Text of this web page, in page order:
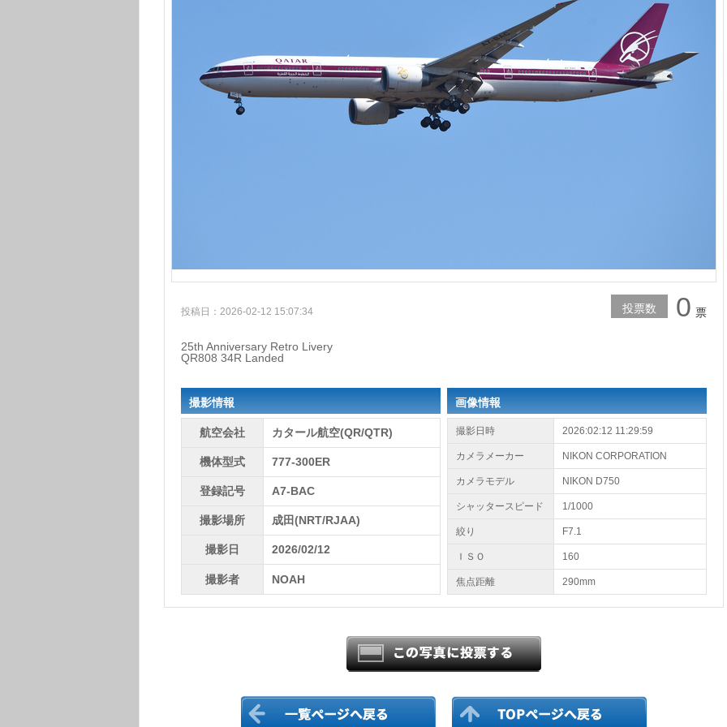
投稿日：2026-02-12 15:07:34 投票数 0 票
25th Anniversary Retro Livery
QR808 34R Landed
撮影情報
航空会社 カタール航空(QR/QTR)
機体型式 777-300ER
登録記号 A7-BAC
撮影場所 成田(NRT/RJAA)
撮影日 2026/02/12
撮影者 NOAH
画像情報
撮影日時 2026:02:12 11:29:59
カメラメーカー NIKON CORPORATION
カメラモデル NIKON D750
シャッタースピード 1/1000
絞り F7.1
ＩＳＯ 160
焦点距離 290mm